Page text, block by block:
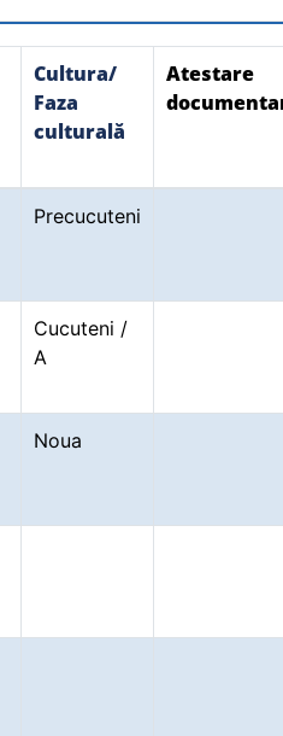
Cultura/
Faza
culturală
Atestare
Precucuteni
Cucuteni /
A
Noua